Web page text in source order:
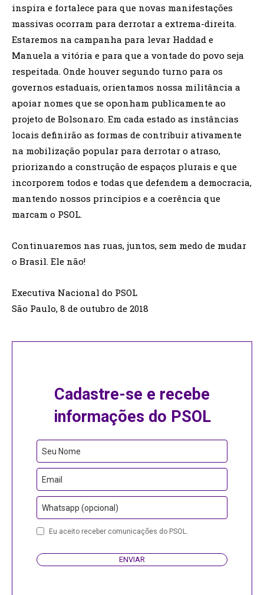
inspira e fortalece para que novas manifestações
massivas ocorram para derrotar a extrema-direita.
Estaremos na campanha para levar Haddad e
Manuela a vitória e para que a vontade do povo seja
respeitada. Onde houver segundo turno para os
governos estaduais, orientamos nossa militância a
apoiar nomes que se oponham publicamente ao
projeto de Bolsonaro. Em cada estado as instâncias
locais definirão as formas de contribuir ativamente
na mobilização popular para derrotar o atraso,
priorizando a construção de espaços plurais e que
incorporem todos e todas que defendem a democracia,
mantendo nossos princípios e a coerência que
marcam o PSOL.
Continuaremos nas ruas, juntos, sem medo de mudar
o Brasil. Ele não!
Executiva Nacional do PSOL
São Paulo, 8 de outubro de 2018
Cadastre-se e recebe
informações do PSOL
Your
Website
Seu Nome
Email
Whatsapp (opcional)
Eu aceito receber comunicações do PSOL.
ENVIAR